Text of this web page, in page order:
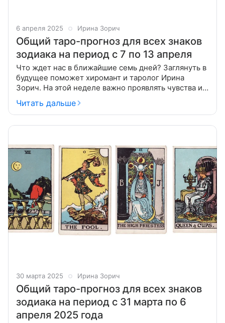
6 апреля 2025 Ирина Зорич
Общий таро-прогноз для всех знаков
зодиака на период с 7 по 13 апреля
Что ждет нас в ближайшие семь дней? Заглянуть в
будущее поможет хиромант и таролог Ирина
Зорич. На этой неделе важно проявлять чувства и
эмоции, следуя за своими мечтами, а также
сохранять самоконтроль и завершать
Читать дальше
30 марта 2025 Ирина Зорич
Общий таро-прогноз для всех знаков
зодиака на период с 31 марта по 6
апреля 2025 года